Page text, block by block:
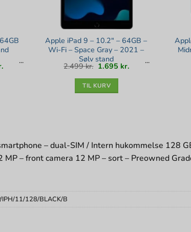
Apple iPad 9 – 10.2″ – 64GB –
Wi-Fi – Space Gray – 2021 –
Sølv stand
2.499kr. Den
oprindelige
pris
1.695 kr.Den
aktuelle
pris
TIL KURV
– dual-SIM / Intern hukommelse 128
MP – front camera 12 MP – sort – Preowned
IPH/11/128/BLACK/B